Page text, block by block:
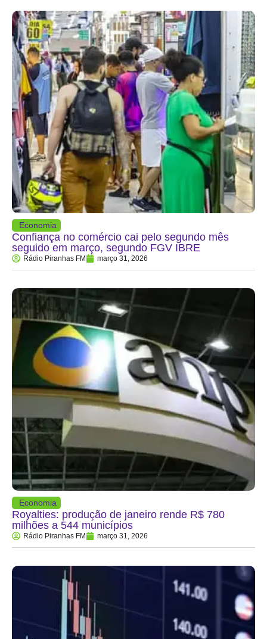
Economia
Confiança no comércio cai pelo segundo mês
seguido em março, segundo FGV IBRE
Rádio Piranhas FM março 31, 2026
Economia
Royalties: produção de janeiro rende R$ 780
milhões a 544 municípios
Rádio Piranhas FM março 31, 2026